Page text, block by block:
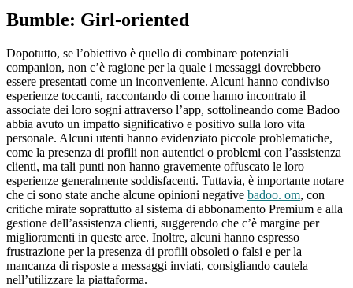
Bumble: Girl-oriented
Dopotutto, se l’obiettivo è quello di combinare potenziali
companion, non c’è ragione per la quale i messaggi dovrebbero
essere presentati come un inconveniente. Alcuni hanno condiviso
esperienze toccanti, raccontando di come hanno incontrato il
associate dei loro sogni attraverso l’app, sottolineando come Badoo
abbia avuto un impatto significativo e positivo sulla loro vita
personale. Alcuni utenti hanno evidenziato piccole problematiche,
come la presenza di profili non autentici o problemi con l’assistenza
clienti, ma tali punti non hanno gravemente offuscato le loro
esperienze generalmente soddisfacenti. Tuttavia, è importante notare
che ci sono state anche alcune opinioni negative badoo. om, con
critiche mirate soprattutto al sistema di abbonamento Premium e alla
gestione dell’assistenza clienti, suggerendo che c’è margine per
miglioramenti in queste aree. Inoltre, alcuni hanno espresso
frustrazione per la presenza di profili obsoleti o falsi e per la
mancanza di risposte a messaggi inviati, consigliando cautela
nell’utilizzare la piattaforma.